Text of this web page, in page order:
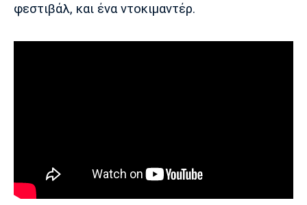
φεστιβάλ, και ένα ντοκιμαντέρ.